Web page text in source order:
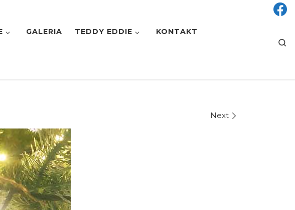
GALERIA TEDDY EDDIE KONTAKT
Next